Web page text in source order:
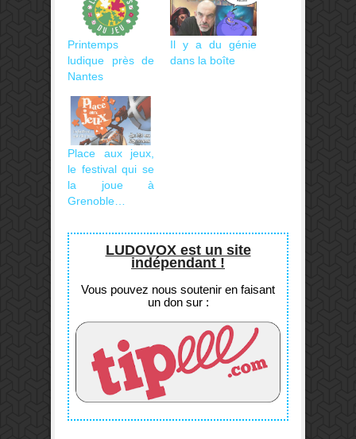
Printemps
ludique près de
Nantes
Il y a du génie
dans la boîte
Place aux jeux,
le festival qui se
la joue à
Grenoble…
LUDOVOX est un site
indépendant !
Vous pouvez nous soutenir en faisant
un don sur :